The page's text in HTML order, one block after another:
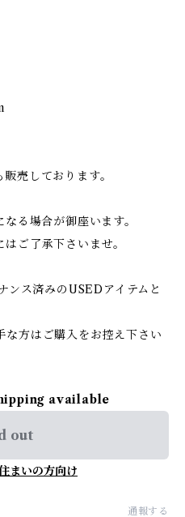
売しております。
る場合が御座います。
ご了承下さいませ。
ス済みのUSEDアイテムと
方はご購入をお控え下さい
available
out
まいの方向け
通報する